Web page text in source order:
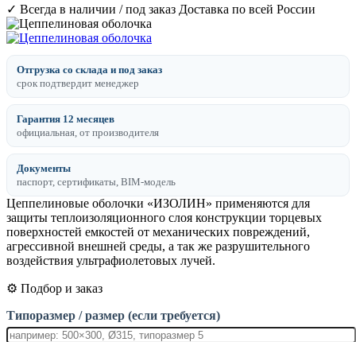
✓ Всегда в наличии / под заказ Доставка по всей России
Отгрузка со склада и под заказ
срок подтвердит менеджер
Гарантия 12 месяцев
официальная, от производителя
Документы
паспорт, сертификаты, BIM-модель
Цеппелиновые оболочки «ИЗОЛИН» применяются для
защиты теплоизоляционного слоя конструкции торцевых
поверхностей емкостей от механических повреждений,
агрессивной внешней среды, а так же разрушительного
воздействия ультрафиолетовых лучей.
⚙️ Подбор и заказ
Типоразмер / размер (если требуется)